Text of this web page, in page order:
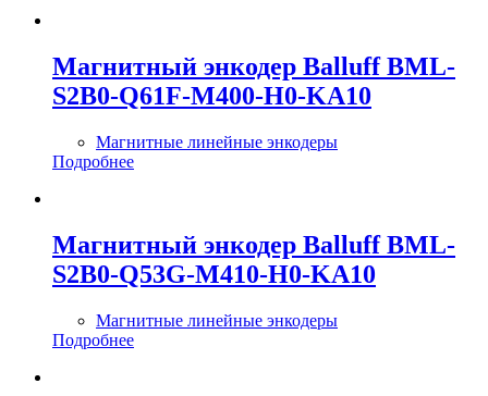
Магнитный энкодер Balluff BML-
S2B0-Q61F-M400-H0-KA10
Магнитные линейные энкодеры
Подробнее
Магнитный энкодер Balluff BML-
S2B0-Q53G-M410-H0-KA10
Магнитные линейные энкодеры
Подробнее